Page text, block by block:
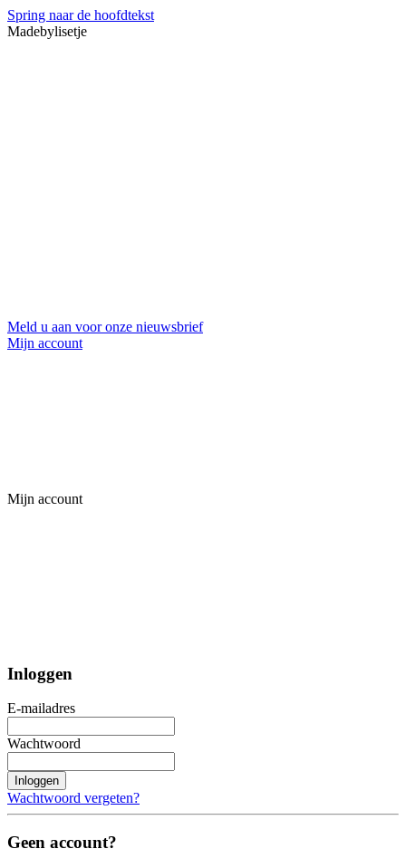
Spring naar de hoofdtekst
Madebylisetje
Meld u aan voor onze nieuwsbrief
Mijn account
Mijn account
Inloggen
E-mailadres
Wachtwoord
Inloggen
Wachtwoord vergeten?
Geen account?